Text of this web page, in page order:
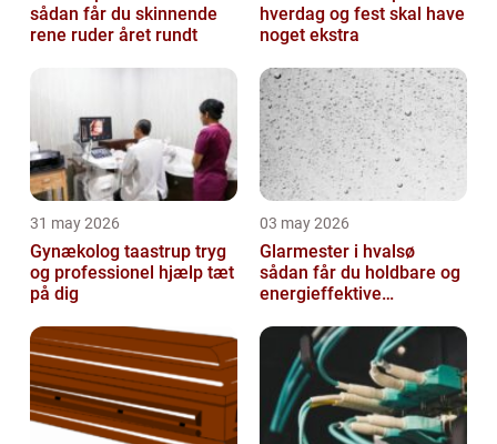
sådan får du skinnende
rene ruder året rundt
hverdag og fest skal have
noget ekstra
31 may 2026
Gynækolog taastrup tryg
og professionel hjælp tæt
på dig
03 may 2026
Glarmester i hvalsø
sådan får du holdbare og
energieffektive